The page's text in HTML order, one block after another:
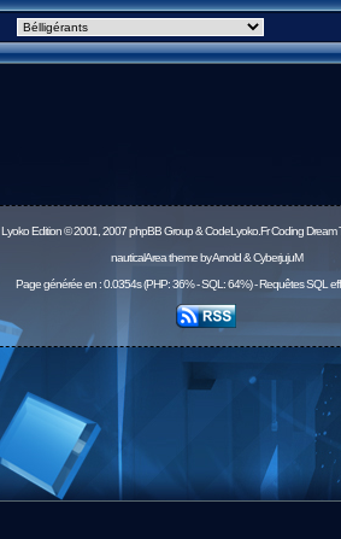
Lyoko Edition © 2001, 2007 phpBB Group & CodeLyoko.Fr Coding Dream
nauticalArea theme by Arnold & CyberjujuM
Page générée en : 0.0354s (PHP: 36% - SQL: 64%) - Requêtes SQL